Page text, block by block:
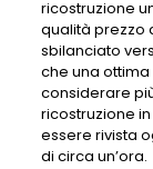
ricostruzione
qualità prezzo
sbilanciato
che una
considerare
ricostruzione
essere rivista
di circa un’ora.